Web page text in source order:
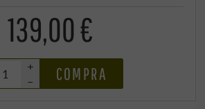
139,00 €
+
–
COMPRA